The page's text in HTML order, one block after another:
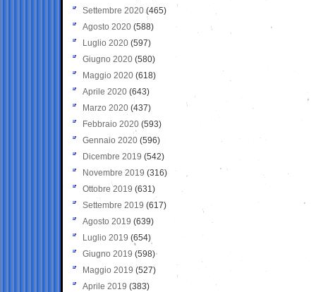
Settembre 2020(465)
Agosto 2020 (588)
Luglio 2020 (597)
Giugno 2020 (580)
Maggio 2020 (618)
Aprile 2020 (643)
Marzo 2020 (437)
Febbraio 2020 (593)
Gennaio 2020 (596)
Dicembre 2019 (542)
Novembre 2019 (316)
Ottobre 2019 (631)
Settembre 2019 (617)
Agosto 2019 (639)
Luglio 2019 (654)
Giugno 2019 (598)
Maggio 2019 (527)
Aprile 2019 (383)